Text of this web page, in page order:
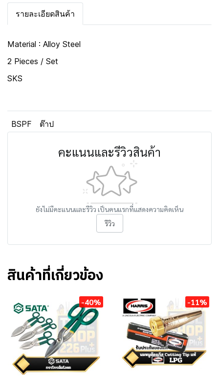
รายละเอียดสินค้า
Material : Alloy Steel
2 Pieces / Set
SKS
BSPF ต๊าป
คะแนนและรีวิวสินค้า
ยังไม่มีคะแนนและรีวิว เป็นคนแรกที่แสดงความคิดเห็น
รีวิว
สินค้าที่เกี่ยวข้อง
-40% -11%